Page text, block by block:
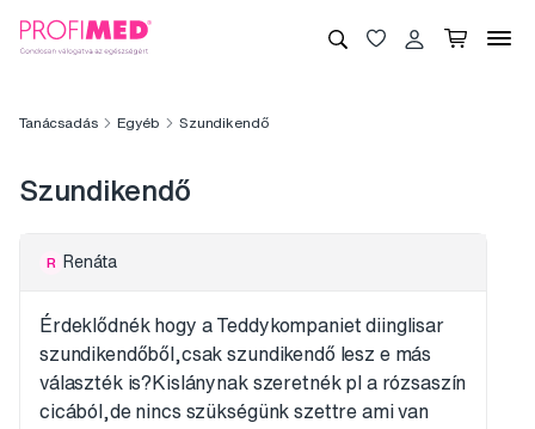
Tanácsadás Egyéb Szundikendő
Szundikendő
R Renáta
Érdeklődnék hogy a Teddykompaniet diinglisar
szundikendőből,csak szundikendő lesz e más
választék is?Kislánynak szeretnék pl a rózsaszín
cicából,de nincs szükségünk szettre ami van